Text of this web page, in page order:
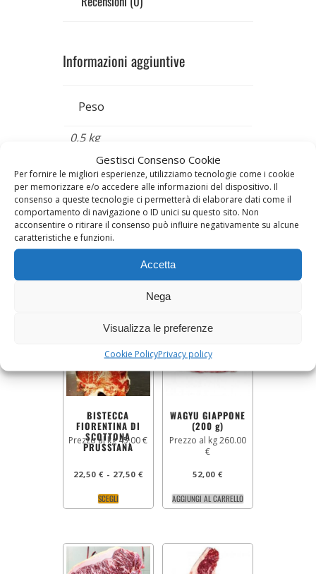
Gestisci Consenso Cookie
Per fornire le migliori esperienze, utilizziamo tecnologie come i cookie
per memorizzare e/o accedere alle informazioni del dispositivo. Il
consenso a queste tecnologie ci permetterà di elaborare dati come il
comportamento di navigazione o ID unici su questo sito. Non
acconsentire o ritirare il consenso può influire negativamente su alcune
caratteristiche e funzioni.
Accetta
Nega
Visualizza le preferenze
Cookie PolicyPrivacy policy
Informazioni aggiuntive
Peso
0,5 kg
Frollatura
Minimo 90 giorni, Standard –
20/30 giorni
Prodotti correlati
BISTECCA
FIORENTINA DI
SCOTTONA
PRUSSIANA
Prezzo al kg 45,00 €
22,50 € - 27,50 €
SCEGLI
WAGYU GIAPPONE
(200 g)
Prezzo al kg 260.00
€
52,00€
AGGIUNGI AL CARRELLO